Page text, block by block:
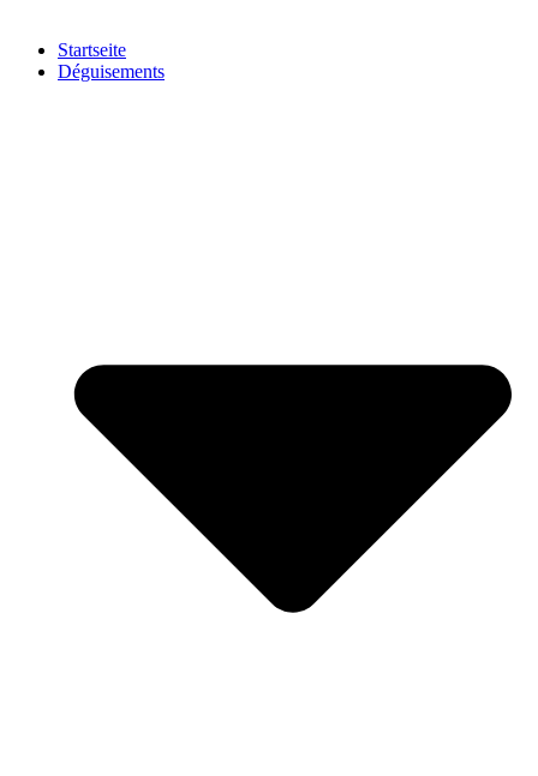
Startseite
Déguisements